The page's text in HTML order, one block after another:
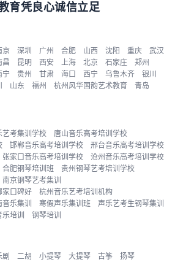
育凭良心诚信立足
京 深圳 广州 合肥 山西 沈阳 重庆
武汉
昌 昆明 西安 上海 北京 石家庄
郑州
宁 贵州 甘肃 海口 西宁 乌鲁木齐
银川
山东 福州 杭州风华国韵艺术教育
青岛
艺考集训学校
唐山音乐高考培训学校
邯郸音乐高考培训学校
邢台音乐高考培训学校
张家口音乐高考培训学校
沧州音乐高考培训学校
合肥钢琴培训班
贵州钢琴艺考培训学校
南京钢琴艺考集训
家口碑好
杭州音乐艺考培训机构
音乐集训 寒假声乐集训班
声乐艺考生钢琴集训
乐培训 钢琴培训
剧 二胡 小提琴 大提琴 古筝 扬琴